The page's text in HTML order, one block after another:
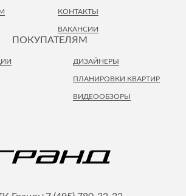
ПОКУПАТЕЛЯМ
ПЛАНИРОВКИ КВАРТИР
ВИДЕООБЗОРЫ
ДИЗАЙНЕРЫ
КОНТАКТЫ
ВАКАНСИИ